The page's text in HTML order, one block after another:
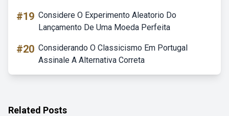
#19 Considere O Experimento Aleatorio Do
Lançamento De Uma Moeda Perfeita
#20 Considerando O Classicismo Em Portugal
Assinale A Alternativa Correta
Related Posts